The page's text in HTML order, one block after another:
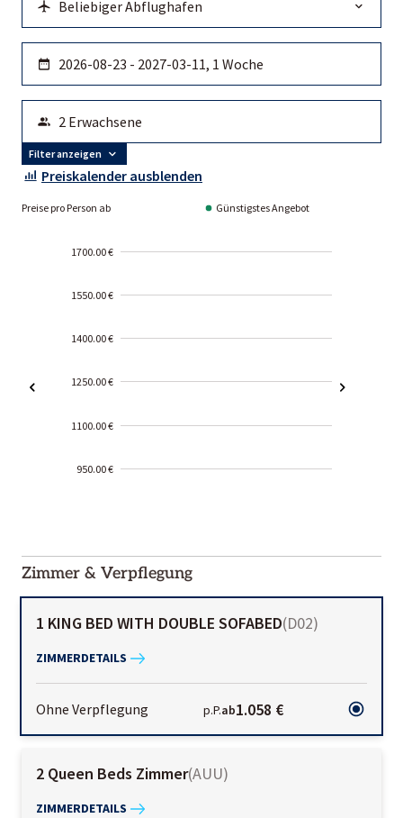
Filter anzeigen
Preiskalender ausblenden
Preise pro Person ab Günstigstes Angebot
1700.00 €
1550.00 €
1400.00 €
1250.00 €
1100.00 €
950.00 €
01-02
Zimmer & Verpflegung
1 KING BED WITH DOUBLE SOFABED(D02)
ZIMMERDETAILS
Ohne Verpflegung p.P.ab1.058 €
2 Queen Beds Zimmer(AUU)
ZIMMERDETAILS